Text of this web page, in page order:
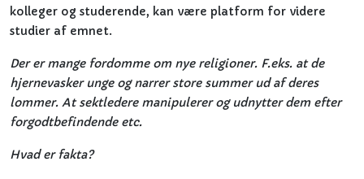
kolleger og studerende, kan være platform for videre
studier af emnet.
Der er mange fordomme om nye religioner. F.eks. at de
hjernevasker unge og narrer store summer ud af deres
lommer. At sektledere manipulerer og udnytter dem efter
forgodtbefindende etc.
Hvad er fakta?